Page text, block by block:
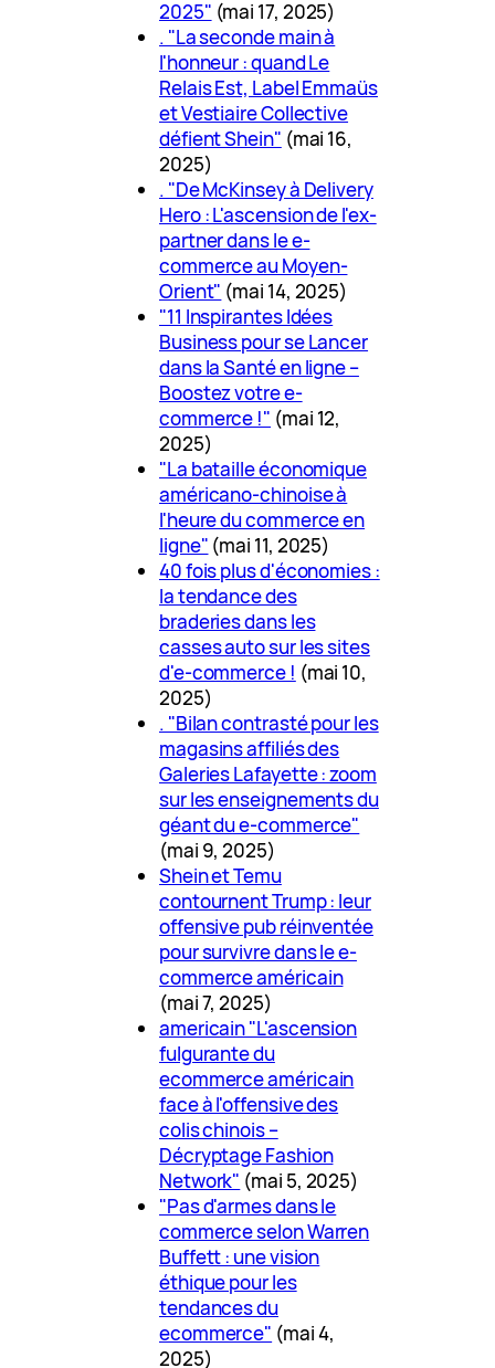
2025" (mai 17, 2025)
. "La seconde main à
l'honneur : quand Le
Relais Est, Label Emmaüs
et Vestiaire Collective
défient Shein" (mai 16,
2025)
. "De McKinsey à Delivery
Hero : L'ascension de l'ex-
partner dans le e-
commerce au Moyen-
Orient" (mai 14, 2025)
"11 Inspirantes Idées
Business pour se Lancer
dans la Santé en ligne –
Boostez votre e-
commerce !" (mai 12,
2025)
"La bataille économique
américano-chinoise à
l'heure du commerce en
ligne" (mai 11, 2025)
40 fois plus d'économies :
la tendance des
braderies dans les
casses auto sur les sites
d'e-commerce ! (mai 10,
2025)
. "Bilan contrasté pour les
magasins affiliés des
Galeries Lafayette : zoom
sur les enseignements du
géant du e-commerce"
(mai 9, 2025)
Shein et Temu
contournent Trump : leur
offensive pub réinventée
pour survivre dans le e-
commerce américain
(mai 7, 2025)
americain "L'ascension
fulgurante du
ecommerce américain
face à l'offensive des
colis chinois –
Décryptage Fashion
Network" (mai 5, 2025)
"Pas d'armes dans le
commerce selon Warren
Buffett : une vision
éthique pour les
tendances du
ecommerce" (mai 4,
2025)